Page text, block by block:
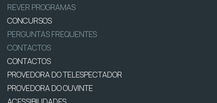
REVER PROGRAMAS
CONCURSOS
PERGUNTAS FREQUENTES
CONTACTOS
CONTACTOS
PROVEDORA DO TELESPECTADOR
PROVEDORA DO OUVINTE